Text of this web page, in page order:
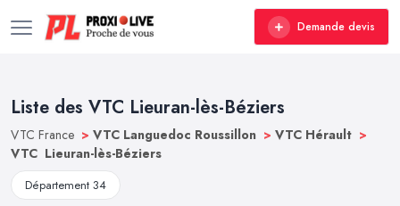
Demande devis
Liste des VTC Lieuran-lès-Béziers
VTC France > VTC Languedoc Roussillon > VTC Hérault >
VTC Lieuran-lès-Béziers
Département 34